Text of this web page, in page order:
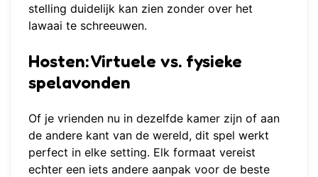
stelling duidelijk kan zien zonder over het
lawaai te schreeuwen.
Hosten: Virtuele vs. fysieke
spelavonden
Of je vrienden nu in dezelfde kamer zijn of aan
de andere kant van de wereld, dit spel werkt
perfect in elke setting. Elk formaat vereist
echter een iets andere aanpak voor de beste